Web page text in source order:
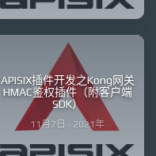
APISIX插件开发之Kong网关
HMAC鉴权插件（附客户端
SDK）
11月7日 · 2021年